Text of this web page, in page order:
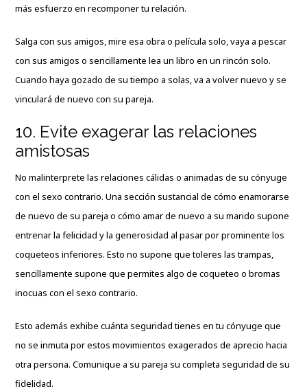
más esfuerzo en recomponer tu relación.
Salga con sus amigos, mire esa obra o película solo, vaya a pescar
con sus amigos o sencillamente lea un libro en un rincón solo.
Cuando haya gozado de su tiempo a solas, va a volver nuevo y se
vinculará de nuevo con su pareja.
10. Evite exagerar las relaciones
amistosas
No malinterprete las relaciones cálidas o animadas de su cónyuge
con el sexo contrario. Una sección sustancial de cómo enamorarse
de nuevo de su pareja o cómo amar de nuevo a su marido supone
entrenar la felicidad y la generosidad al pasar por prominente los
coqueteos inferiores. Esto no supone que toleres las trampas,
sencillamente supone que permites algo de coqueteo o bromas
inocuas con el sexo contrario.
Esto además exhibe cuánta seguridad tienes en tu cónyuge que
no se inmuta por estos movimientos exagerados de aprecio hacia
otra persona. Comunique a su pareja su completa seguridad de su
fidelidad.